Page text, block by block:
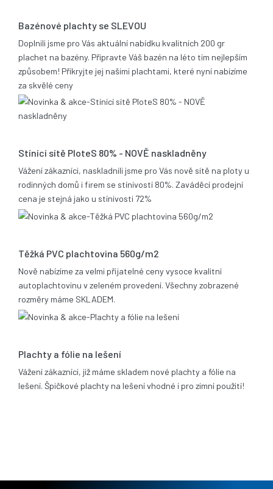
Bazénové plachty se SLEVOU
Doplnili jsme pro Vás aktuální nabídku kvalitních 200 gr
plachet na bazény. Připravte Váš bazén na léto tím nejlepším
způsobem! Přikryjte jej našimi plachtami, které nyní nabízíme
za skvělé ceny
Stínící sítě PloteS 80% - NOVĚ naskladněny
Vážení zákazníci, naskladnili jsme pro Vás nově sítě na ploty u
rodinných domů i firem se stínivostí 80%. Zaváděcí prodejní
cena je stejná jako u stínivosti 72%
Těžká PVC plachtovina 560g/m2
Nově nabízíme za velmi přijatelné ceny vysoce kvalitní
autoplachtovinu v zeleném provedení. Všechny zobrazené
rozměry máme SKLADEM.
Plachty a fólie na lešení
Vážení zákazníci, již máme skladem nové plachty a fólie na
lešení. Špičkové plachty na lešení vhodné i pro zimní použití!